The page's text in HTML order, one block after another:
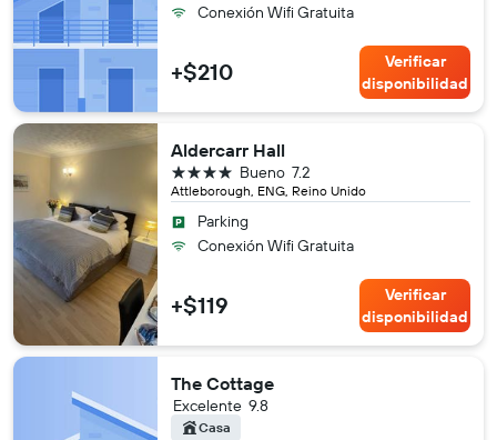
Conexión Wifi Gratuita
+$210
Verificar
disponibilidad
Aldercarr Hall
Attleborough, ENG, Reino Unido
7.2
Bueno
4 estrellas
Parking
Conexión Wifi Gratuita
+$119
Verificar
disponibilidad
The Cottage
9.8
Excelente
Casa